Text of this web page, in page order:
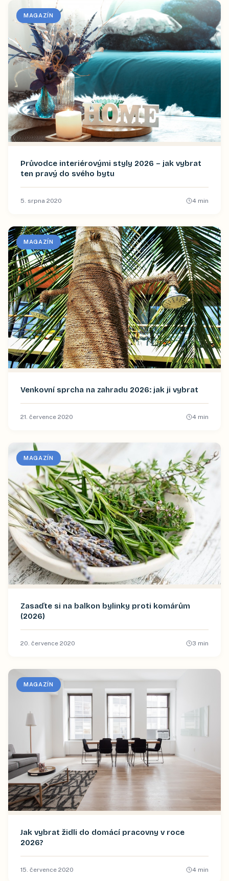
MAGAZÍN
Průvodce interiérovými styly 2026 – jak vybrat
ten pravý do svého bytu
5. srpna 2020 4 min
MAGAZÍN
Venkovní sprcha na zahradu 2026: jak ji vybrat
21. července 2020 4 min
MAGAZÍN
Zasaďte si na balkon bylinky proti komárům
(2026)
20. července 2020 3 min
MAGAZÍN
Jak vybrat židli do domácí pracovny v roce
2026?
15. července 2020 4 min